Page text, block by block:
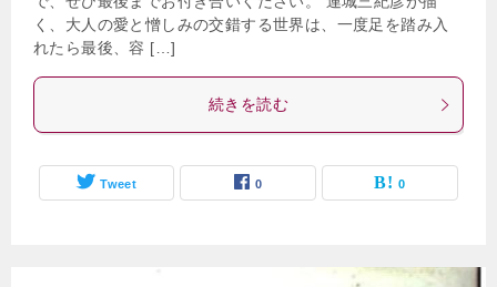
く、大人の愛と憎しみの交錯する世界は、一度足を踏み入
れたら最後、容 […]
続きを読む
Tweet 0 0